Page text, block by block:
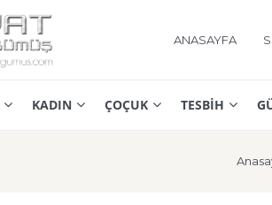
ANASAYFA
KADIN ÇOÇUK TESBİH